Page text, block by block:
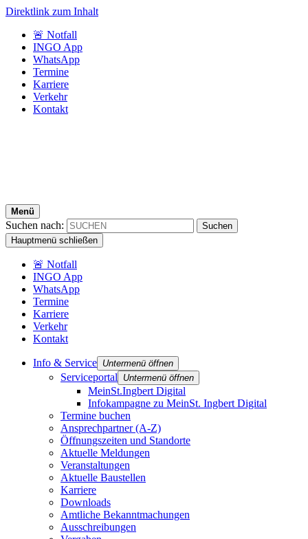
Direktlink zum Inhalt
🚨 Notfall
INGO App
WhatsApp
Termine
Karriere
Verkehr
Kontakt
Menü
Suchen nach:
Hauptmenü schließen
🚨 Notfall
INGO App
WhatsApp
Termine
Karriere
Verkehr
Kontakt
Info & Service Untermenü öffnen
Serviceportal Untermenü öffnen
MeinSt.Ingbert Digital
Infokampagne zu MeinSt. Ingbert Digital
Termine buchen
Ansprechpartner (A-Z)
Öffnungszeiten und Standorte
Aktuelle Meldungen
Veranstaltungen
Aktuelle Baustellen
Karriere
Downloads
Amtliche Bekanntmachungen
Ausschreibungen